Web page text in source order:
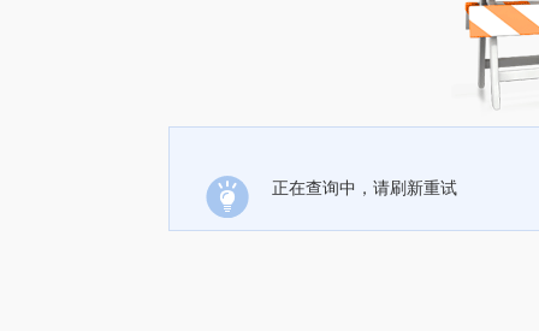
正在查询中，请刷新重试